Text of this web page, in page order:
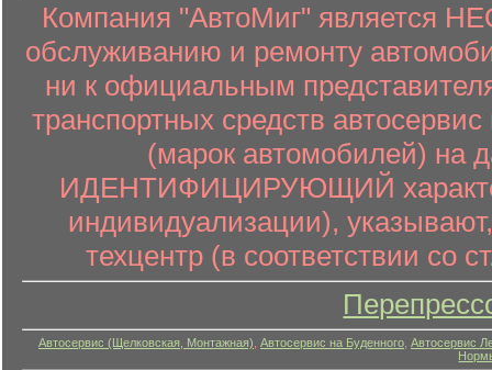
Компания "АвтоМиг" является
обслуживанию и ремонту
ни к официальным
транспортных средств
(марок автомобилей) на
ИДЕНТИФИЦИРУЮЩИЙ характер
индивидуализации),
техцентр (в соответствии со
Автосервис (Щелковская, Монтажная) Автосервис на Буденного Автосервис